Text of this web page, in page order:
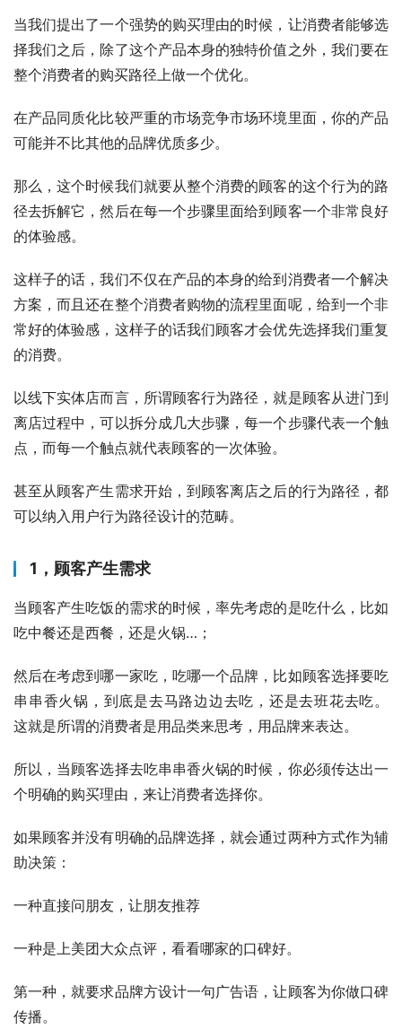
当我们提出了一个强势的购买理由的时候，让消费者能够选
择我们之后，除了这个产品本身的独特价值之外，我们要在
整个消费者的购买路径上做一个优化。
在产品同质化比较严重的市场竞争市场环境里面，你的产品
可能并不比其他的品牌优质多少。
那么，这个时候我们就要从整个消费的顾客的这个行为的路
径去拆解它，然后在每一个步骤里面给到顾客一个非常良好
的体验感。
这样子的话，我们不仅在产品的本身的给到消费者一个解决
方案，而且还在整个消费者购物的流程里面呢，给到一个非
常好的体验感，这样子的话我们顾客才会优先选择我们重复
的消费。
以线下实体店而言，所谓顾客行为路径，就是顾客从进门到
离店过程中，可以拆分成几大步骤，每一个步骤代表一个触
点，而每一个触点就代表顾客的一次体验。
甚至从顾客产生需求开始，到顾客离店之后的行为路径，都
可以纳入用户行为路径设计的范畴。
1，顾客产生需求
当顾客产生吃饭的需求的时候，率先考虑的是吃什么，比如
吃中餐还是西餐，还是火锅…；
然后在考虑到哪一家吃，吃哪一个品牌，比如顾客选择要吃
串串香火锅，到底是去马路边边去吃，还是去班花去吃。
这就是所谓的消费者是用品类来思考，用品牌来表达。
所以，当顾客选择去吃串串香火锅的时候，你必须传达出一
个明确的购买理由，来让消费者选择你。
如果顾客并没有明确的品牌选择，就会通过两种方式作为辅
助决策：
一种直接问朋友，让朋友推荐
一种是上美团大众点评，看看哪家的口碑好。
第一种，就要求品牌方设计一句广告语，让顾客为你做口碑
传播。